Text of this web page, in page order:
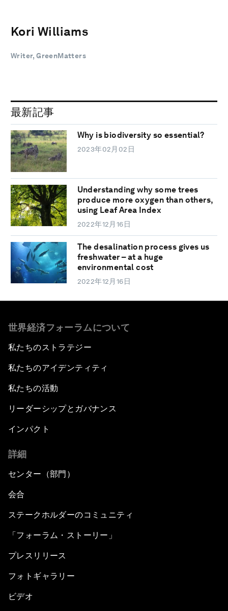
Kori Williams
Writer, GreenMatters
最新記事
Why is biodiversity so essential?
2023年02月02日
Understanding why some trees
produce more oxygen than others,
using Leaf Area Index
2022年12月16日
The desalination process gives us
freshwater – at a huge
environmental cost
2022年12月16日
世界経済フォーラムについて
私たちのストラテジー
私たちのアイデンティティ
私たちの活動
リーダーシップとガバナンス
インパクト
詳細
センター（部門）
会合
ステークホルダーのコミュニティ
「フォーラム・ストーリー」
プレスリリース
フォトギャラリー
ビデオ